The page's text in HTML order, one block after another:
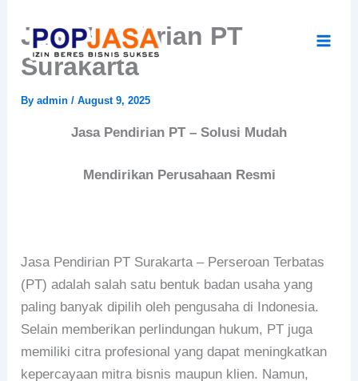
content
Jasa Pendirian PT
Surakarta
Byadmin/August 9, 2025
Jasa Pendirian PT – Solusi Mudah
Mendirikan Perusahaan Resmi
Jasa Pendirian PT Surakarta – Perseroan Terbatas
(PT) adalah salah satu bentuk badan usaha yang
paling banyak dipilih oleh pengusaha di Indonesia.
Selain memberikan perlindungan hukum, PT juga
memiliki citra profesional yang dapat meningkatkan
kepercayaan mitra bisnis maupun klien. Namun,